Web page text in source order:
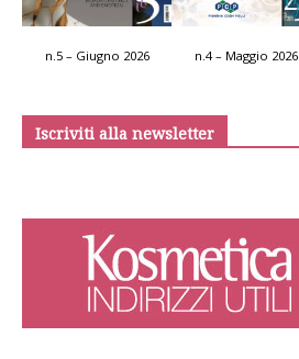
n.5 – Giugno 2026 n.4 – Maggio 2026
Iscriviti alla newsletter